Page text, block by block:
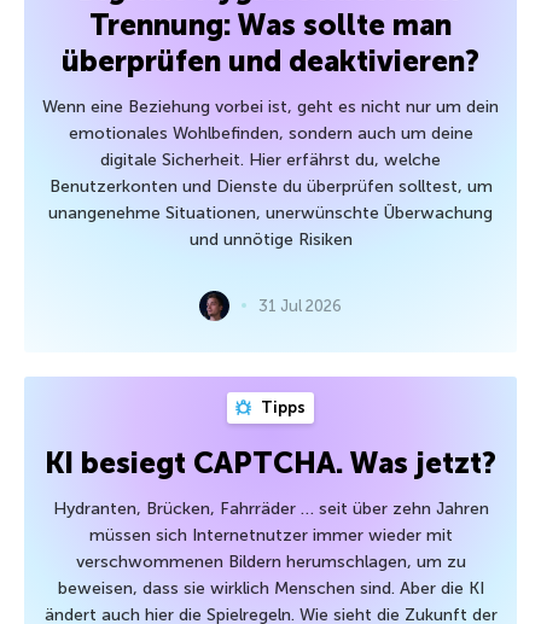
Trennung: Was sollte man
überprüfen und deaktivieren?
Wenn eine Beziehung vorbei ist, geht es nicht nur um dein
emotionales Wohlbefinden, sondern auch um deine
digitale Sicherheit. Hier erfährst du, welche
Benutzerkonten und Dienste du überprüfen solltest, um
unangenehme Situationen, unerwünschte Überwachung
und unnötige Risiken
31 Jul 2026
Tipps
KI besiegt CAPTCHA. Was jetzt?
Hydranten, Brücken, Fahrräder … seit über zehn Jahren
müssen sich Internetnutzer immer wieder mit
verschwommenen Bildern herumschlagen, um zu
beweisen, dass sie wirklich Menschen sind. Aber die KI
ändert auch hier die Spielregeln. Wie sieht die Zukunft der